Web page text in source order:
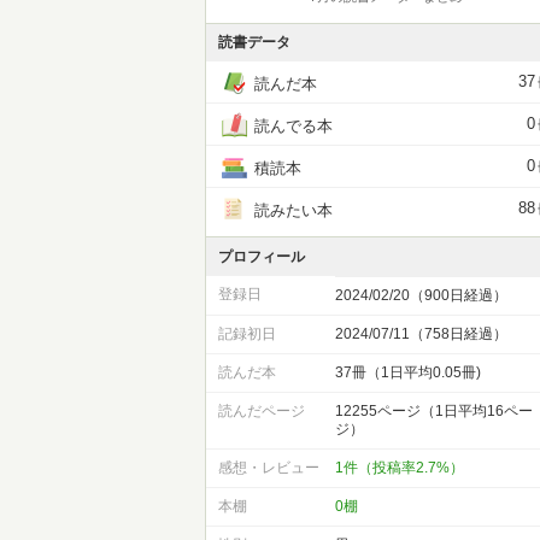
読書データ
読んだ本 37
読んでる本 0
積読本 0
読みたい本 88
プロフィール
登録日 2024/02/20（900日経過）
記録初日 2024/07/11（758日経過）
読んだ本 37冊（1日平均0.05冊)
読んだページ
12255ページ（1日平均16ペー
ジ）
感想・レビュー 1件（投稿率2.7%）
本棚 0棚